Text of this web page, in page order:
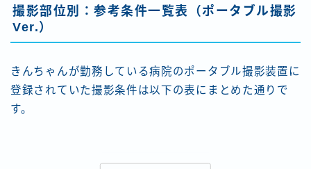
撮影部位別：参考条件一覧表（ポータブル撮影
Ver.）
きんちゃんが勤務している病院のポータブル撮影装置に
登録されていた撮影条件は以下の表にまとめた通りで
す。